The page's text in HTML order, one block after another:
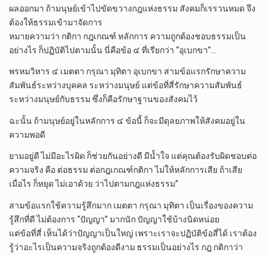
ผลออกมา ถ้ามนุษย์เข้าไปขัดขวางกฎแห่งธรรม สังคมก็เรรวนหมด จึง
ต้องให้ธรรมเข้ามาจัดการ
หมายความว่า กติกา กฎเกณฑ์ หลักการ ความถูกต้องชอบธรรมเป็น
อย่างไร ก็ปฏิบัติไปตามนั้น นี่คือข้อ ๔ ที่เรียกว่า “อุเบกขา”…
พรหมวิหาร ๔ เมตตา กรุณา มุทิตา อุเบกขา สามข้อแรกรักษาความ
สัมพันธ์ระหว่างบุคคล ระหว่างมนุษย์ แต่ข้อที่สี่รักษาความสัมพันธ์
ระหว่างมนุษย์กับธรรม ซึ่งก็คือรักษาฐานของสังคมไว้
ฉะนั้น ถ้ามนุษย์อยู่ในหลักการ ๔ ข้อนี้ ก็จะมีดุลยภาพให้สังคมอยู่ใน
ความพอดี
ยามอยู่ดี ไม่มีอะไรผิด ก็ช่วยกันอย่างดี มีน้ำใจ แต่คุณต้องรับผิดชอบต่อ
ความจริง คือ ต่อธรรม ต่อกฎเกณฑ์กติกา ไม่ให้หลักการเสีย ถ้าเสีย
เมื่อไร ก็หยุด ไม่เอาด้วย ว่าไปตามกฎแห่งธรรม”
สามข้อแรกใช้ความรู้สึกมาก เมตตา กรุณา มุทิตา เป็นเรื่องของความ
รู้สึกที่ดี ไม่ต้องการ “ปัญญา” มากนัก ปัญญาใช้บ้างนิดหน่อย
แต่ข้อที่สี่ เห็นได้ว่าปัญญาเป็นใหญ่ เพราะเราจะปฏิบัติข้อสี่ได้ เราต้อง
รู้ว่าอะไรเป็นความจริงถูกต้องดีงาม ธรรมเป็นอย่างไร กฎ กติกาว่า